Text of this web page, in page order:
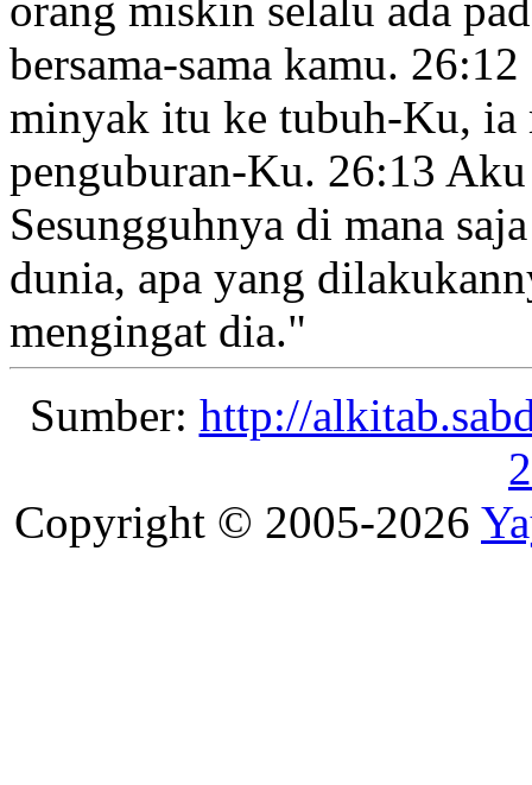
orang miskin selalu ada
bersama-sama kamu. 26:12
minyak itu ke tubuh-Ku, ia
penguburan-Ku. 26:13 Aku
Sesungguhnya di mana
dunia, apa yang
mengingat dia."
Sumber: http://
Copyright © 2005-2026